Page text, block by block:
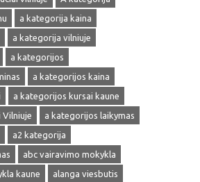
a kategorija kaina
a kategorija vilniuje
a kategorijos
a kategorijos kaina
a kategorijos kursai kaune
Vilniuje
a kategorijos laikymas
a2 kategorija
abc vairavimo mokykla
kaune
alanga viesbutis